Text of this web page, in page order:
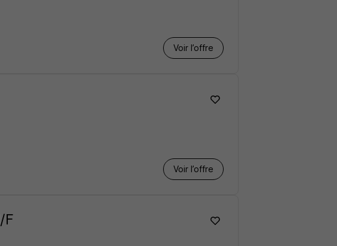
Voir l’offre
Voir l’offre
F